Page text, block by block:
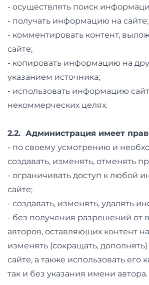
- осуществлять поиск
- получать информацию на сайте;
- комментировать контент,
сайте;
- копировать информацию на
указанием источника;
- использовать информацию
некоммерческих целях.
2.2. Администрация имеет
- по своему усмотрению и
создавать, изменять, отменять
- ограничивать доступ к любой
сайте;
- создавать, изменять, удалять
- без получения разрешений от
авторов, оставляющих контент
изменять (сокращать, дополнять)
сайте, а также использовать его
так и без указания имени автора.